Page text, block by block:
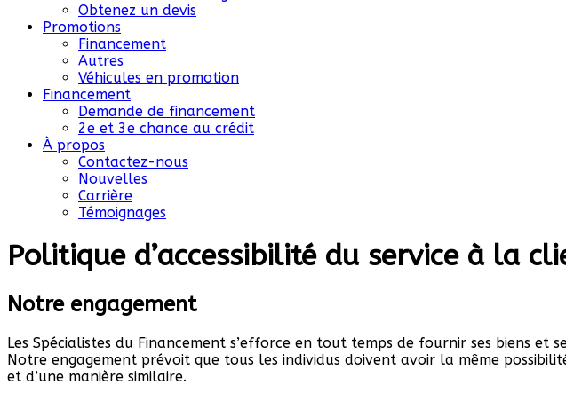
Obtenez un devis
Promotions
Financement
Autres
Véhicules en promotion
Financement
Demande de financement
2e et 3e chance au crédit
À propos
Contactez-nous
Nouvelles
Carrière
Témoignages
Politique d’accessibilité du service à la
Notre engagement
Les Spécialistes du Financement s’efforce en tout temps de fournir ses biens et
Notre engagement prévoit que tous les individus doivent avoir la même
et d’une manière similaire.